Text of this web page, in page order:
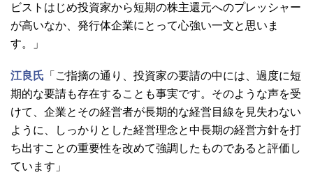
ビストはじめ投資家から短期の株主還元へのプレッシャー
が高いなか、発行体企業にとって心強い一文と思いま
す。」
江良氏 「ご指摘の通り、投資家の要請の中には、過度に短
期的な要請も存在することも事実です。そのような声を受
けて、企業とその経営者が長期的な経営目線を見失わない
ように、しっかりとした経営理念と中長期の経営方針を打
ち出すことの重要性を改めて強調したものであると評価し
ています」